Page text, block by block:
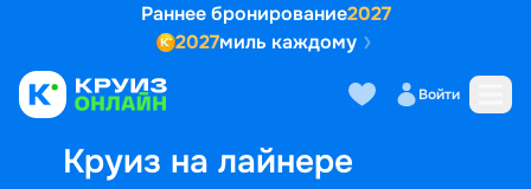
Раннее бронирование2027
2027миль каждому
Войти
Круиз на лайнере
Выбор кают Маршрут и